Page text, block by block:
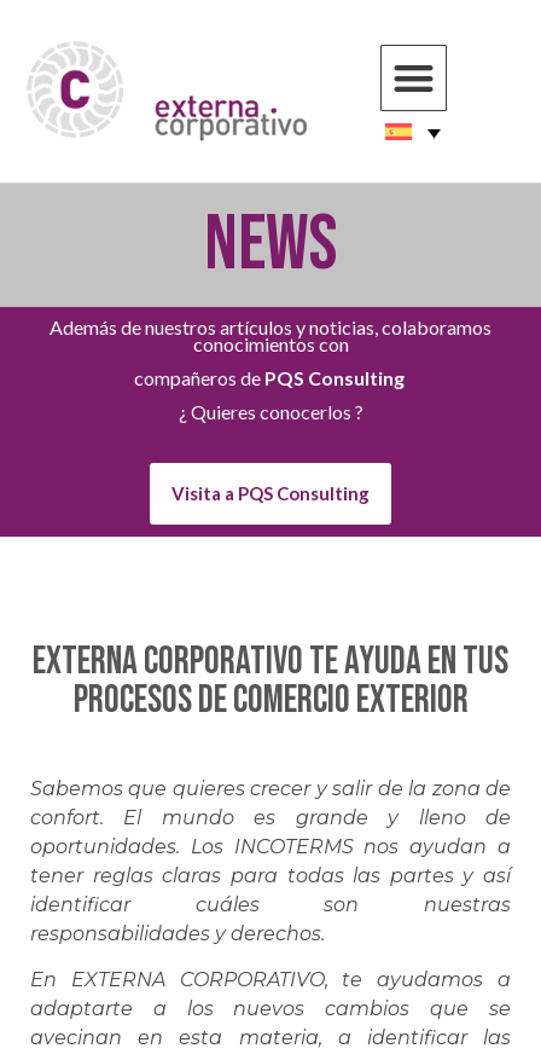
NEWS
Además de nuestros artículos y noticias, colaboramos
conocimientos con
compañeros de PQS Consulting
¿ Quieres conocerlos ?
Visita a PQS Consulting
EXTERNA CORPORATIVO te ayuda en tus
procesos de Comercio Exterior
Sabemos que quieres crecer y salir de la zona de
confort. El mundo es grande y lleno de
oportunidades. Los INCOTERMS nos ayudan a
tener reglas claras para todas las partes y así
identificar cuáles son nuestras
responsabilidades y derechos.
En EXTERNA CORPORATIVO, te ayudamos a
adaptarte a los nuevos cambios que se
avecinan en esta materia, a identificar las